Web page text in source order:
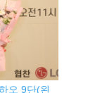
오 9단(왼